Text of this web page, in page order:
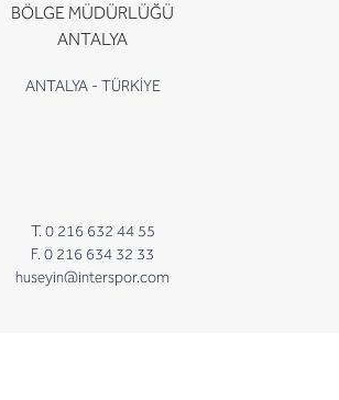
BÖLGE MÜDÜRLÜĞÜ
ANTALYA
ANTALYA - TÜRKİYE
T. 0 216 632 44 55
F. 0 216 634 32 33
huseyin@interspor.com